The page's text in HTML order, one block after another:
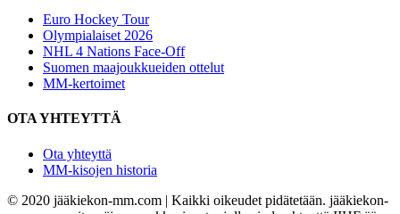
Euro Hockey Tour
Olympialaiset 2026
NHL 4 Nations Face-Off
Suomen maajoukkueiden ottelut
MM-kertoimet
OTA YHTEYTTÄ
Ota yhteyttä
MM-kisojen historia
© 2020 jääkiekon-mm.com | Kaikki oikeudet pidätetään. jääkiekon-